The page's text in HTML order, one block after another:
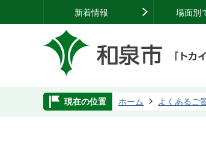
新着情報 場面別
現在の位置 ホーム よくあるご